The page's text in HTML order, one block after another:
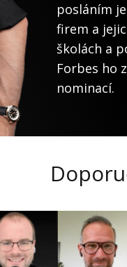
posláním
firem a
školách a
Forbes ho
nominací.